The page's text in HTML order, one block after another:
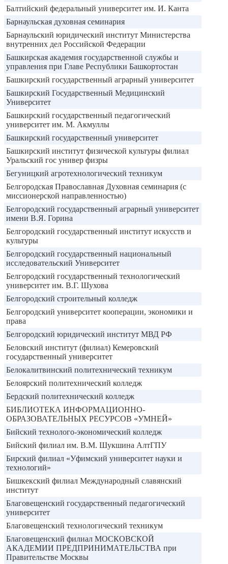
Балтийский федеральный университет им. И. Канта
Барнаульская духовная семинария
Барнаульский юридический институт Министерства
внутренних дел Российской Федерации
Башкирская академия государственной службы и
управления при Главе Республики Башкортостан
Башкирский государственный аграрный университет
Башкирский Государственный Медицинский
Университет
Башкирский государственный педагогический
университет им. М. Акмуллы
Башкирский государственный университет
Башкирский институт физической культуры филиал
Уральский гос универ физры
Бегуницкий агротехнологический техникум
Белгородская Православная Духовная семинария (с
миссионерской направленностью)
Белгородский государственный аграрный университет
имени В.Я. Горина
Белгородский государственный институт искусств и
культуры
Белгородский государственный национальный
исследовательский Университет
Белгородский государственный технологический
университет им. В.Г. Шухова
Белгородский строительный колледж
Белгородский университет кооперации, экономики и
права
Белгородский юридический институт МВД РФ
Беловский институт (филиал) Кемеровский
государственный университет
Белокалитвинский политехнический техникум
Белоярский политехнический колледж
Бердский политехнический колледж
БИБЛИОТЕКА ИНФОРМАЦИОННО-
ОБРАЗОВАТЕЛЬНЫХ РЕСУРСОВ «УМНЕЙ»
Бийский технолого-экономический колледж
Бийский филиал им. В.М. Шукшина АлтГПУ
Бирский филиал «Уфимский университет науки и
технологий»
Бишкекский филиал Международный славянский
институт
Благовещенский государственный педагогический
университет
Благовещенский технологический техникум
Благовещенский филиал МОСКОВСКОЙ
АКАДЕМИИ ПРЕДПРИНИМАТЕЛЬСТВА при
Правительстве Москвы